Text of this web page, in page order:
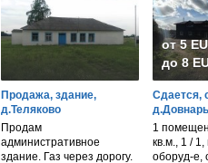
Продажа, здание,
д.Теляково
Продам
административное
здание. Газ через дорогу.
от 5
до 8
Сдается,
1
кв.м., 1 / 1,
оборуд-е,